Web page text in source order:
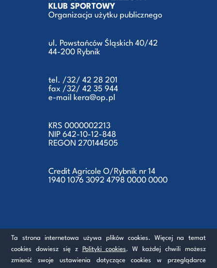
KLUB SPORTOWY
Organizacja użytku publicznego
ul. Powstańców Śląskich 40/42
44-200 Rybnik
tel. /32/ 42 28 201
fax /32/ 42 35 944
e-mail kera@op.pl
KRS 0000002213
NIP 642-10-12-848
REGON 270144505
Credit Agricole O/Rybnik nr 14
1940 1076 3092 4798 0000 0000
Ta strona internetowa używa plików cookies. Więcej na temat
cookies dowiesz się z
Polityki cookies. W każdej chwili możesz
zmienić swoje ustawienia dotyczące cookies w przeglądarce